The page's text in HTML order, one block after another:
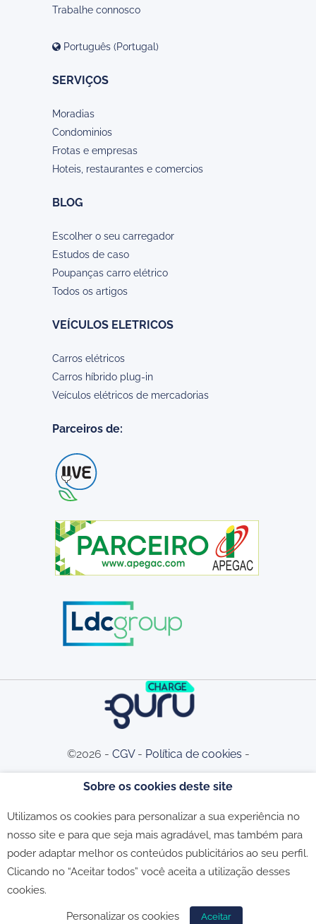
Trabalhe connosco
Português (Portugal)
SERVIÇOS
Moradias
Condominios
Frotas e empresas
Hoteis, restaurantes e comercios
BLOG
Escolher o seu carregador
Estudos de caso
Poupanças carro elétrico
Todos os artigos
VEÍCULOS ELETRICOS
Carros elétricos
Carros híbrido plug-in
Veículos elétricos de mercadorias
Parceiros de:
©2026 - CGV- Política de cookies -
Reclamações
Sobre os cookies deste site
Utilizamos os cookies para personalizar a sua experiência no
nosso site e para que seja mais agradável, mas também para
poder adaptar melhor os conteúdos publicitários ao seu perfil.
Clicando no “Aceitar todos” você aceita a utilização desses
cookies.
Personalizar os cookies Aceitar